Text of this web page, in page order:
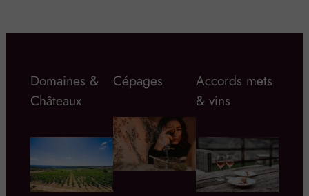
Domaines &
Châteaux
Cépages
Accords mets
& vins